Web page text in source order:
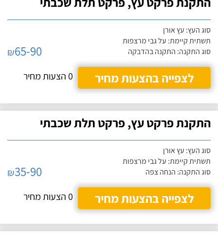
סוג העץ: עץ אורן
תשתית קיימת: על גבי מרצפות
סוג התקנה: התקנה בהדבקה
₪65-90
לצפייה בהצעות מחיר
0 הצעות מחיר
התקנת פרקט עץ, פרקט תלת שכבתי
סוג העץ: עץ אורן
תשתית קיימת: על גבי מרצפות
סוג התקנה: הנחה צפה
₪35-90
לצפייה בהצעות מחיר
0 הצעות מחיר